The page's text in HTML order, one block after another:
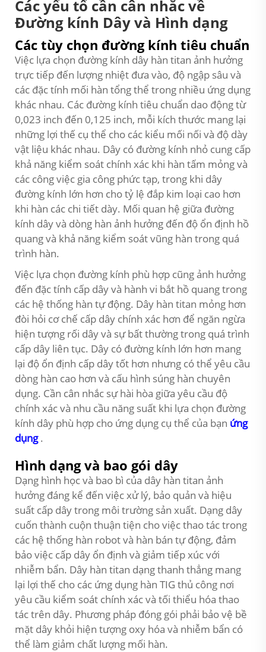
Các yếu tố cần cân nhắc về
Đường kính Dây và Hình dạng
Các tùy chọn đường kính tiêu chuẩn
Việc lựa chọn đường kính dây hàn titan ảnh hưởng
trực tiếp đến lượng nhiệt đưa vào, độ ngập sâu và
các đặc tính mối hàn tổng thể trong nhiều ứng dụng
khác nhau. Các đường kính tiêu chuẩn dao động từ
0,023 inch đến 0,125 inch, mỗi kích thước mang lại
những lợi thế cụ thể cho các kiểu mối nối và độ dày
vật liệu khác nhau. Dây có đường kính nhỏ cung cấp
khả năng kiểm soát chính xác khi hàn tấm mỏng và
các công việc gia công phức tạp, trong khi dây
đường kính lớn hơn cho tỷ lệ đắp kim loại cao hơn
khi hàn các chi tiết dày. Mối quan hệ giữa đường
kính dây và dòng hàn ảnh hưởng đến độ ổn định hồ
quang và khả năng kiểm soát vũng hàn trong quá
trình hàn.
Việc lựa chọn đường kính phù hợp cũng ảnh hưởng
đến đặc tính cấp dây và hành vi bắt hồ quang trong
các hệ thống hàn tự động. Dây hàn titan mỏng hơn
đòi hỏi cơ chế cấp dây chính xác hơn để ngăn ngừa
hiện tượng rối dây và sự bất thường trong quá trình
cấp dây liên tục. Dây có đường kính lớn hơn mang
lại độ ổn định cấp dây tốt hơn nhưng có thể yêu cầu
dòng hàn cao hơn và cấu hình súng hàn chuyên
dụng. Cần cân nhắc sự hài hòa giữa yêu cầu độ
chính xác và nhu cầu năng suất khi lựa chọn đường
kính dây phù hợp cho ứng dụng cụ thể của bạn ứng
dụng.
Hình dạng và bao gói dây
Dạng hình học và bao bì của dây hàn titan ảnh
hưởng đáng kể đến việc xử lý, bảo quản và hiệu
suất cấp dây trong môi trường sản xuất. Dạng dây
cuốn thành cuộn thuận tiện cho việc thao tác trong
các hệ thống hàn robot và hàn bán tự động, đảm
bảo việc cấp dây ổn định và giảm tiếp xúc với
nhiễm bẩn. Dây hàn titan dạng thanh thẳng mang
lại lợi thế cho các ứng dụng hàn TIG thủ công nơi
yêu cầu kiểm soát chính xác và tối thiểu hóa thao
tác trên dây. Phương pháp đóng gói phải bảo vệ bề
mặt dây khỏi hiện tượng oxy hóa và nhiễm bẩn có
thể làm giảm chất lượng mối hàn.